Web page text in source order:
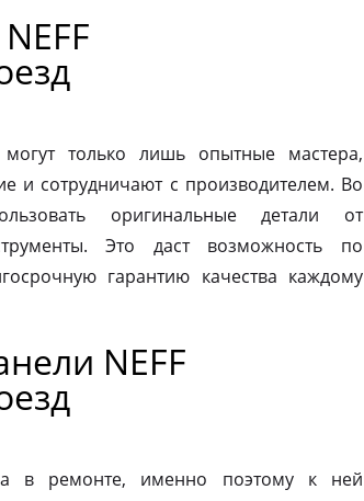
только лишь опытные мастера,
и сотрудничают с производителем. Во
оригинальные детали от
Это даст возможность по
гарантию качества каждому
NEFF
в ремонте, именно поэтому к ней